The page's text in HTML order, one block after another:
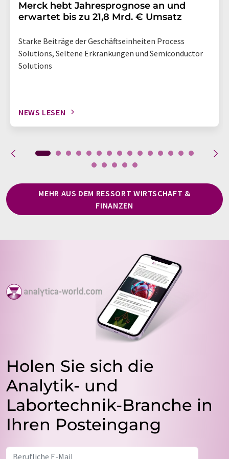
Merck hebt Jahresprognose an und
erwartet bis zu 21,8 Mrd. € Umsatz
Starke Beiträge der Geschäftseinheiten Process
Solutions, Seltene Erkrankungen und Semiconductor
Solutions
NEWS LESEN
MEHR AUS DEM RESSORT WIRTSCHAFT &
FINANZEN
Holen Sie sich die
Analytik- und
Labortechnik-Branche in
Ihren Posteingang